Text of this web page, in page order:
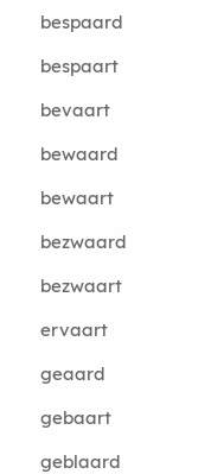
bespaard
bespaart
bevaart
bewaard
bewaart
bezwaard
bezwaart
ervaart
geaard
gebaart
geblaard